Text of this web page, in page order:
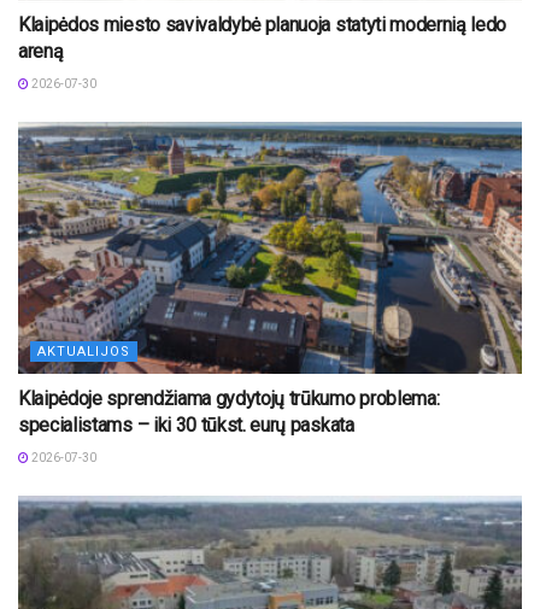
Klaipėdos miesto savivaldybė planuoja statyti modernią ledo
areną
2026-07-30
AKTUALIJOS
Klaipėdoje sprendžiama gydytojų trūkumo problema:
specialistams – iki 30 tūkst. eurų paskata
2026-07-30